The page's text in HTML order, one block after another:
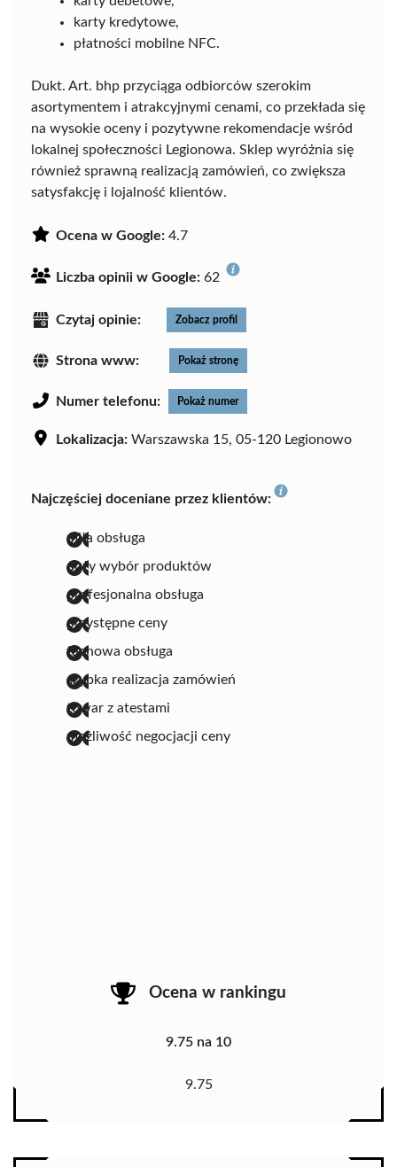
karty kredytowe,
płatności mobilne NFC.
Dukt. Art. bhp przyciąga odbiorców szerokim
asortymentem i atrakcyjnymi cenami, co przekłada się
na wysokie oceny i pozytywne rekomendacje wśród
lokalnej społeczności Legionowa. Sklep wyróżnia się
również sprawną realizacją zamówień, co zwiększa
satysfakcję i lojalność klientów.
Ocena w Google: 4.7
Liczba opinii w Google: 62
Czytaj opinie: Zobacz profil
Strona www: Pokaż stronę
Numer telefonu: Pokaż numer
Lokalizacja: Warszawska 15, 05-120 Legionowo
Najczęściej doceniane przez klientów:
miła obsługa
duży wybór produktów
profesjonalna obsługa
przystępne ceny
fachowa obsługa
szybka realizacja zamówień
towar z atestami
możliwość negocjacji ceny
Ocena w rankingu
9.75 na 10
9.75